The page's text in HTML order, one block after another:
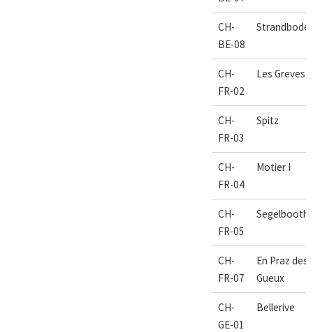
CH-
BE-08
CH-
FR-02
Les Greves
CH-
FR-03
Spitz
CH-
FR-04
Motier I
CH-
FR-05
CH-
FR-07
En Praz des
Gueux
CH-
GE-01
Bellerive